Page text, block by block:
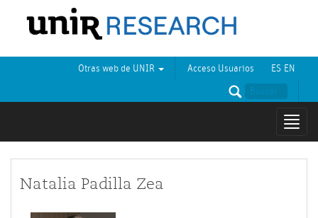
ES EN
Acceso Usuarios
Otras web de UNIR
Natalia Padilla Zea